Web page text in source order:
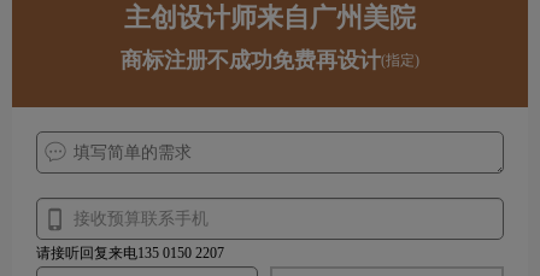
主创设计师来自广州美院
商标注册不成功免费再设计(指定)
请接听回复来电135 0150 2207